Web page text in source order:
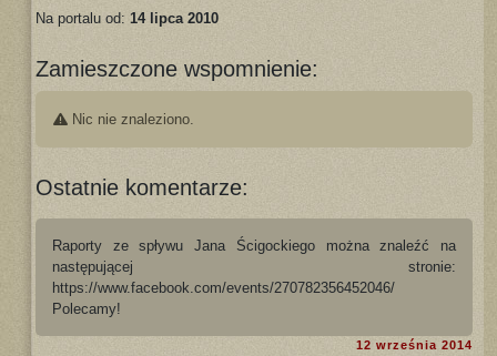
Na portalu od: 14 lipca 2010
Zamieszczone wspomnienie:
Nic nie znaleziono.
Ostatnie komentarze:
Raporty ze spływu Jana Ścigockiego można znaleźć na
następującej stronie:
https://www.facebook.com/events/270782356452046/
Polecamy!
12 września 2014